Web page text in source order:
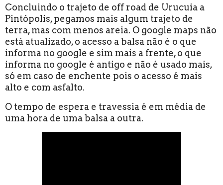
Concluindo o trajeto de off road de Urucuia a
Pintópolis, pegamos mais algum trajeto de
terra, mas com menos areia. O google maps não
está atualizado, o acesso a balsa não é o que
informa no google e sim mais a frente, o que
informa no google é antigo e não é usado mais,
só em caso de enchente pois o acesso é mais
alto e com asfalto.
O tempo de espera e travessia é em média de
uma hora de uma balsa a outra.